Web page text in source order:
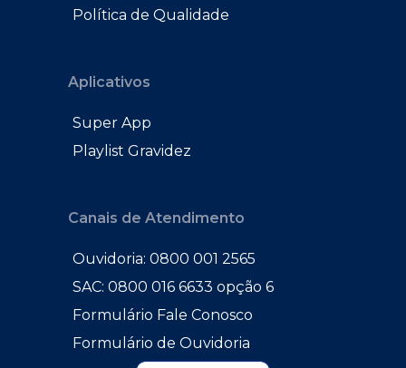
Política de Qualidade
Aplicativos
Super App
Playlist Gravidez
Canais de Atendimento
Ouvidoria: 0800 001 2565
SAC: 0800 016 6633 opção 6
Formulário Fale Conosco
Formulário de Ouvidoria